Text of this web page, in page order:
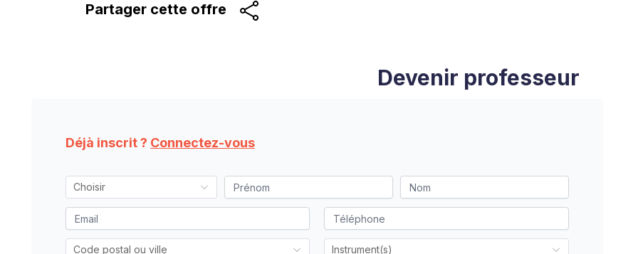
Partager cette offre
Devenir professeur
Déjà inscrit ? Connectez-vous